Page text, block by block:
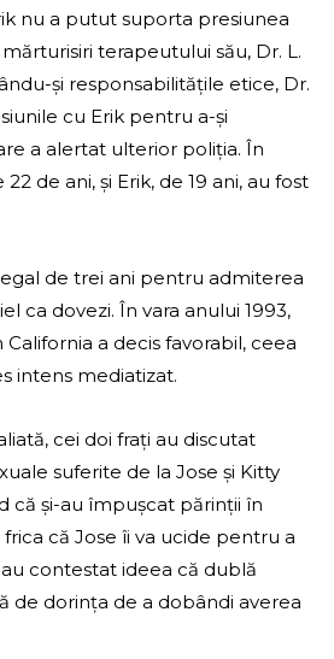
nu a putut suporta presiunea
terapeutului său, Dr. L.
și responsabilitățile etice, Dr.
cu Erik pentru a-și
a alertat ulterior poliția. În
de ani, și Erik, de 19 ani, au fost
de trei ani pentru admiterea
ca dovezi. În vara anului 1993,
a decis favorabil, ceea
intens mediatizat.
cei doi frați au discutat
suferite de la Jose și Kitty
că și-au împușcat părinții în
că Jose îi va ucide pentru a
contestat ideea că dublă
de dorința de a dobândi averea